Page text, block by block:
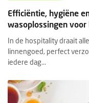
Efficiëntie, hygiëne
wasoplossingen voor
In de hospitality draait
linnengoed, perfect
iedere dag...